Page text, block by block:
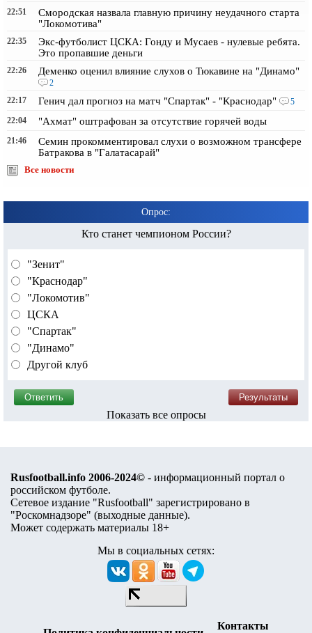
22:51
Смородская назвала главную причину неудачного старта
"Локомотива"
22:35
Экс-футболист ЦСКА: Гонду и Мусаев - нулевые ребята.
Это пропавшие деньги
22:26 Деменко оценил влияние слухов о Тюкавине на "Динамо"
2
22:17
Генич дал прогноз на матч "Спартак" - "Краснодар"
5
22:04
"Ахмат" оштрафован за отсутствие горячей воды
21:46
Семин прокомментировал слухи о возможном трансфере
Батракова в "Галатасарай"
Все новости
Опрос:
Кто станет чемпионом России?
"Зенит"
"Краснодар"
"Локомотив"
ЦСКА
"Спартак"
"Динамо"
Другой клуб
Показать все опросы
Rusfootball.info 2006-2024© - информационный портал о
российском футболе.
Сетевое издание "Rusfootball" зарегистрировано в
"Роскомнадзоре" (выходные данные).
Может содержать материалы 18+
Мы в социальных сетях:
Контакты